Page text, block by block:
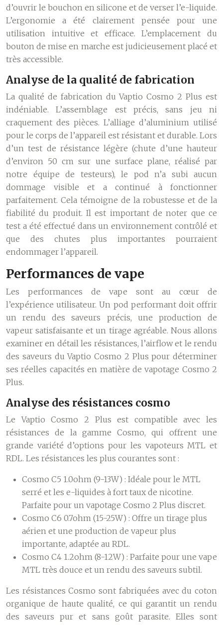
d’ouvrir le bouchon en silicone et de verser l’e-liquide.
L’ergonomie a été clairement pensée pour une
utilisation intuitive et efficace. L’emplacement du
bouton de mise en marche est judicieusement placé et
très accessible.
Analyse de la qualité de fabrication
La qualité de fabrication du Vaptio Cosmo 2 Plus est
indéniable. L’assemblage est précis, sans jeu ni
craquement des pièces. L’alliage d’aluminium utilisé
pour le corps de l’appareil est résistant et durable. Lors
d’un test de résistance légère (chute d’une hauteur
d’environ 50 cm sur une surface plane, réalisé par
notre équipe de testeurs), le pod n’a subi aucun
dommage visible et a continué à fonctionner
parfaitement. Cela témoigne de la robustesse et de la
fiabilité du produit. Il est important de noter que ce
test a été effectué dans un environnement contrôlé et
que des chutes plus importantes pourraient
endommager l’appareil.
Performances de vape
Les performances de vape sont au cœur de
l’expérience utilisateur. Un pod performant doit offrir
un rendu des saveurs précis, une production de
vapeur satisfaisante et un tirage agréable. Nous allons
examiner en détail les résistances, l’airflow et le rendu
des saveurs du Vaptio Cosmo 2 Plus pour déterminer
ses réelles capacités en matière de vapotage Cosmo 2
Plus.
Analyse des résistances cosmo
Le Vaptio Cosmo 2 Plus est compatible avec les
résistances de la gamme Cosmo, qui offrent une
grande variété d’options pour les vapoteurs MTL et
RDL. Les résistances les plus courantes sont :
Cosmo C5 1.0ohm (9-13W) : Idéale pour le MTL
serré et les e-liquides à fort taux de nicotine.
Parfaite pour un vapotage Cosmo 2 Plus discret.
Cosmo C6 0.7ohm (15-25W) : Offre un tirage plus
aérien et une production de vapeur plus
importante, adaptée au RDL.
Cosmo C4 1.2ohm (8-12W) : Parfaite pour une vape
MTL très douce et un rendu des saveurs subtil.
Les résistances Cosmo sont fabriquées avec du coton
organique de haute qualité, ce qui garantit un rendu
des saveurs pur et sans goût parasite. Elles sont